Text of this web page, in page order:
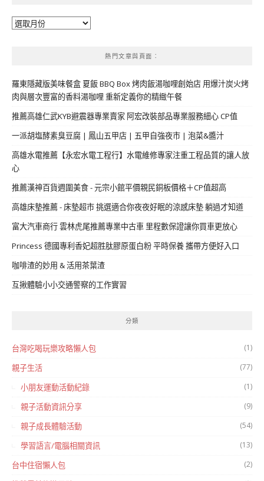
彙
熱門文章與頁面︰
羅東隱藏版美味餐盒 夏飯 BBQ Box 烤肉飯湯咖哩創始店 用爆汁炭火烤
肉與層次豐富的香料湯咖哩 重新定義你的精緻午餐
推薦高雄仁武KYB避震器專業賣家 阿宏改裝部品專業服務細心 CP值
一派胡塩酵素臭豆腐 | 鳳山五甲店 | 五甲自強夜市 | 泡菜&醬汁
高雄水電推薦【永宏水電工程行】水電維修專家注重工程品質的讓人放
心
推薦漢神百貨週圍美食 - 元宗小館平價親民銅板價格＋CP值超高
高雄床墊推薦 - 床墊超市 挑選適合你夜夜好眠的涼感床墊 躺過才知道
富大汽車商行 雲林虎尾推薦專業中古車 里程數保證讓你買車更放心
Princess 德國專利香妃超胜肽膠原蛋白粉 平時保養 攜帶方便好入口
咖啡渣的妙用 & 活用茶葉渣
互揪體驗小小交通警察的工作實習
分類
台灣吃喝玩樂攻略懶人包 (1)
親子生活 (77)
小朋友運動活動紀錄 (1)
親子活動資訊分享 (9)
親子成長體驗活動 (54)
學習語言/電腦相關資訊 (13)
台中住宿懶人包 (2)